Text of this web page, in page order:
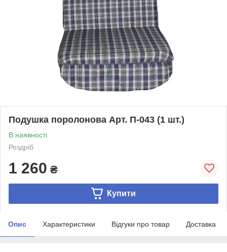
Подушка поролонова Арт. П-043 (1 шт.)
В наявності
Роздріб
1 260 ₴
Купити
Опис Характеристики Відгуки про товар Доставка